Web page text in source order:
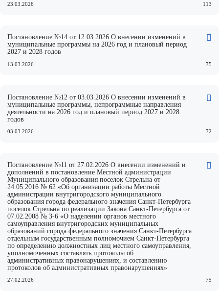
23.03.2026 113
Постановление №14 от 12.03.2026 О внесении изменений в
муниципальные программы на 2026 год и плановый период
2027 и 2028 годов
13.03.2026 75
Постановление №12 от 03.03.2026 О внесении изменений в
муниципальные программы, непрограммные направления
деятельности на 2026 год и плановый период 2027 и 2028
годов
03.03.2026 72
Постановление №11 от 27.02.2026 О внесении изменений и
дополнений в постановление Местной администрации
Муниципального образования поселок Стрельна от
24.05.2016 № 62 «Об организации работы Местной
администрации внутригородского муниципального
образования города федерального значения Санкт-Петербурга
поселок Стрельна по реализации Закона Санкт-Петербурга от
07.02.2008 № 3-6 «О наделении органов местного
самоуправления внутригородских муниципальных
образований города федерального значения Санкт-Петербурга
отдельным государственным полномочием Санкт-Петербурга
по определению должностных лиц местного самоуправления,
уполномоченных составлять протоколы об
административных правонарушениях, и составлению
протоколов об административных правонарушениях»
27.02.2026 75